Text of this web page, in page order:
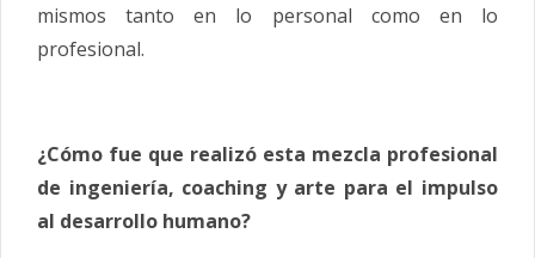
mismos tanto en lo personal como en lo
profesional.
¿Cómo fue que realizó esta mezcla profesional
de ingeniería, coaching y arte para el impulso
al desarrollo humano?